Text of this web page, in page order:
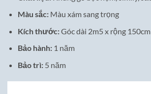
Màu sắc:Màu xám sang trọng
Kích thước:Góc dài 2m5 x rộng 150cm
Bảo hành:1 năm
Bảo trì:5 năm